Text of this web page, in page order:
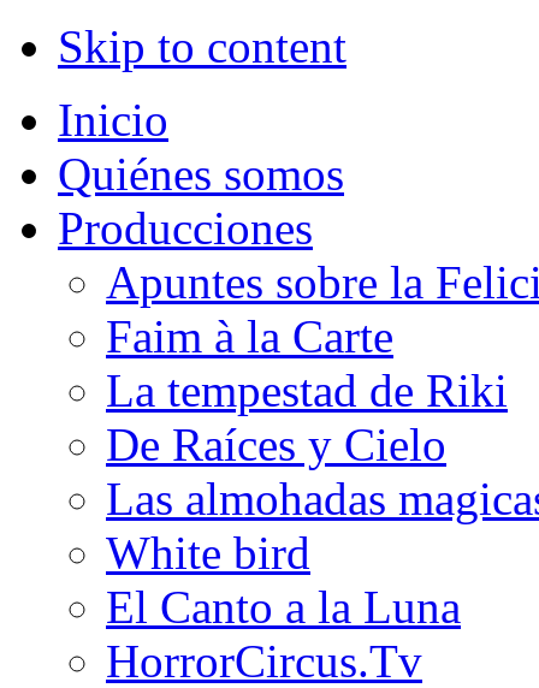
Skip to content
Inicio
Quiénes somos
Producciones
Apuntes sobre la
Faim à la Carte
La tempestad de Riki
De Raíces y Cielo
Las almohadas
White bird
El Canto a la Luna
HorrorCircus.Tv